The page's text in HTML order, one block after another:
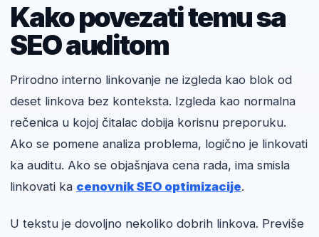
Kako povezati temu sa
SEO auditom
Prirodno interno linkovanje ne izgleda kao blok od
deset linkova bez konteksta. Izgleda kao normalna
rečenica u kojoj čitalac dobija korisnu preporuku.
Ako se pomene analiza problema, logično je linkovati
ka auditu. Ako se objašnjava cena rada, ima smisla
linkovati ka cenovnik SEO optimizacije.
U tekstu je dovoljno nekoliko dobrih linkova. Previše